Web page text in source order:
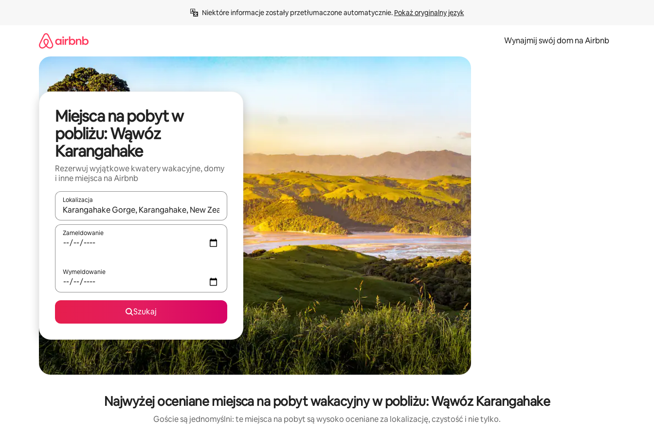
Niektóre informacje zostały przetłumaczone automatycznie. Pokaż oryginalny język
Wynajmij swój dom na Airbnb
Miejsca na pobyt w
pobliżu: Wąwóz
Karangahake
Rezerwuj wyjątkowe kwatery wakacyjne, domy
i inne miejsca na Airbnb
Lokalizacja
Gdy wyniki będą dostępne, możesz poruszać się po nich za pomocą klawiszy strzałek w górę i w dół lub przeglądać je za pomocą gestów dotykowych lub przesuwania.
Zameldowanie
Wymeldowanie
Szukaj
Najwyżej oceniane miejsca na pobyt wakacyjny w pobliżu: Wąwóz Karangahake
Goście są jednomyślni: te miejsca na pobyt są wysoko oceniane za lokalizację, czystość i nie tylko.